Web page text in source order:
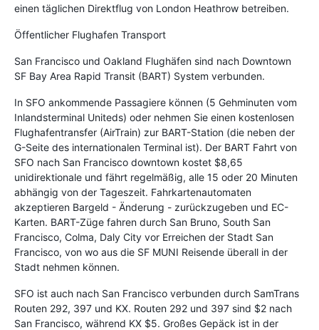
einen täglichen Direktflug von London Heathrow betreiben.
Öffentlicher Flughafen Transport
San Francisco und Oakland Flughäfen sind nach Downtown
SF Bay Area Rapid Transit (BART) System verbunden.
In SFO ankommende Passagiere können (5 Gehminuten vom
Inlandsterminal Uniteds) oder nehmen Sie einen kostenlosen
Flughafentransfer (AirTrain) zur BART-Station (die neben der
G-Seite des internationalen Terminal ist). Der BART Fahrt von
SFO nach San Francisco downtown kostet $8,65
unidirektionale und fährt regelmäßig, alle 15 oder 20 Minuten
abhängig von der Tageszeit. Fahrkartenautomaten
akzeptieren Bargeld - Änderung - zurückzugeben und EC-
Karten. BART-Züge fahren durch San Bruno, South San
Francisco, Colma, Daly City vor Erreichen der Stadt San
Francisco, von wo aus die SF MUNI Reisende überall in der
Stadt nehmen können.
SFO ist auch nach San Francisco verbunden durch SamTrans
Routen 292, 397 und KX. Routen 292 und 397 sind $2 nach
San Francisco, während KX $5. Großes Gepäck ist in der